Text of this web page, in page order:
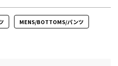
MENS/BOTTOMS/パンツ